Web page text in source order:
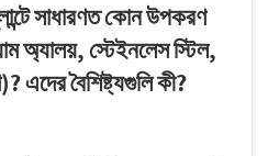
সাধারণত কোন উপকরণ
অ্যালয়, স্টেইনলেস স্টিল,
এদের বৈশিষ্ট্যগুলি কী?